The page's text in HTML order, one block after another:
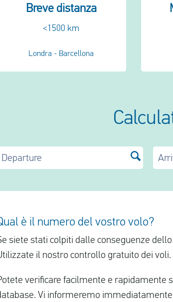
Breve distanza
<1500 km
Londra - Barcellona
Departure
è il numero del vostro volo?
siete stati colpiti dalle conseguenze
il nostro controllo gratuito dei voli.
verificare facilmente e rapidamente
Vi informeremo